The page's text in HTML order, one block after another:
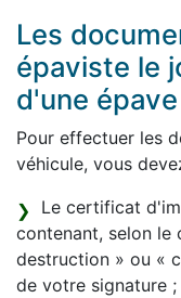
Les
épaviste le
d'une épave
Pour effectuer les
véhicule, vous
Le certificat
contenant, selon le
destruction » ou «
de votre signature ;